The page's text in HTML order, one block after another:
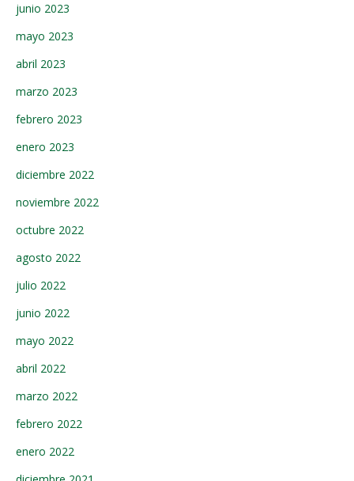
junio 2023
mayo 2023
abril 2023
marzo 2023
febrero 2023
enero 2023
diciembre 2022
noviembre 2022
octubre 2022
agosto 2022
julio 2022
junio 2022
mayo 2022
abril 2022
marzo 2022
febrero 2022
enero 2022